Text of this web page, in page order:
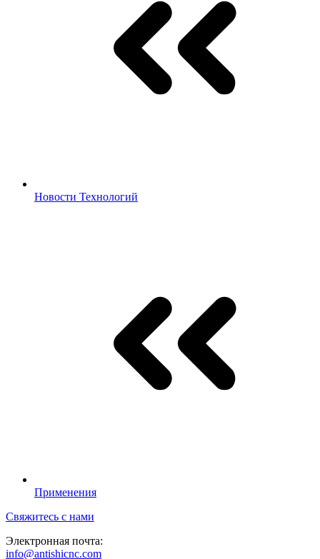
Новости Технологий
Применения
Свяжитесь с нами
Электронная почта:
info@antishicnc.com